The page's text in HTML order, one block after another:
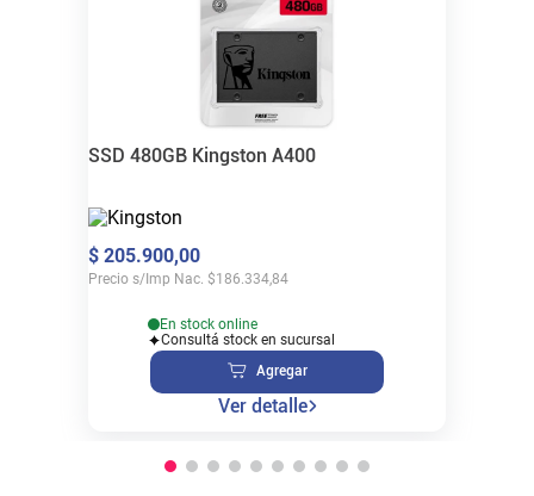
SSD 480GB Kingston A400
$ 205.900,00
Precio s/Imp Nac. $186.334,84
En stock online
Consultá stock en sucursal
Agregar
Ver detalle